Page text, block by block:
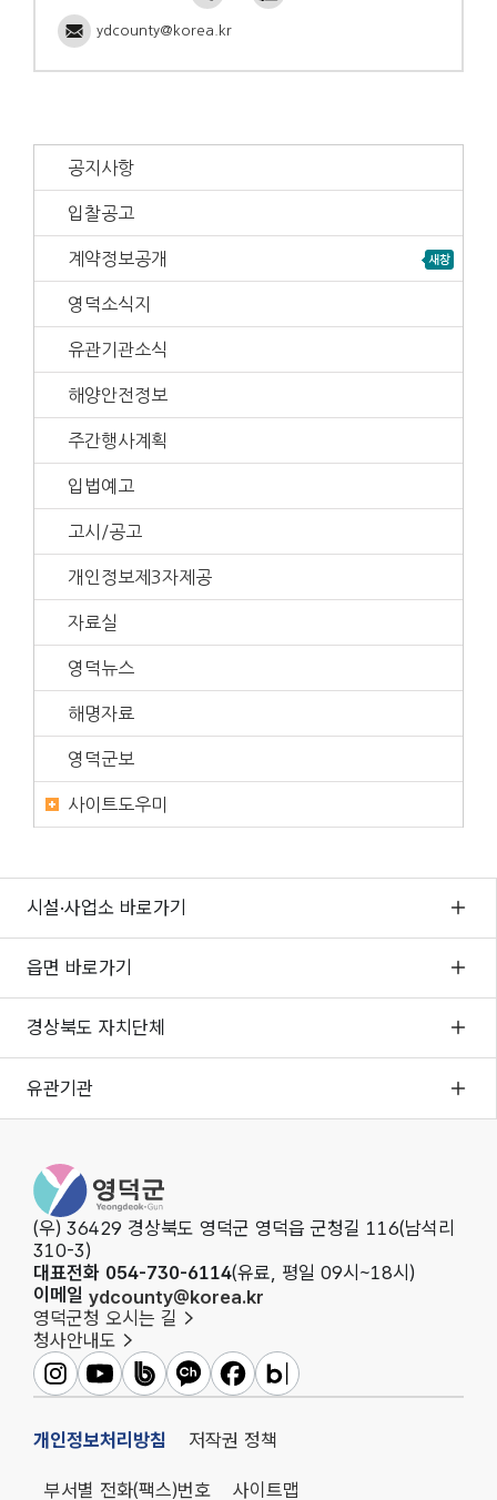
ydcounty@korea.kr
공지사항
입찰공고
계약정보공개
영덕소식지
유관기관소식
해양안전정보
주간행사계획
입법예고
고시/공고
개인정보제3자제공
자료실
영덕뉴스
해명자료
영덕군보
사이트도우미
시설·사업소 바로가기
읍면 바로가기
경상북도 자치단체
유관기관
영덕군청
(우) 36429 경상북도 영덕군 영덕읍 군청길 116(남석리
310-3)
대표전화 054-730-6114(유료, 평일 09시~18시)
이메일 ydcounty@korea.kr
영덕군청 오시는 길
청사안내도
영덕군인스타그램
영덕군유튜브영덕군밴드영덕군카카오채널
영덕군페이스북
영덕군블로그
개인정보처리방침 저작권 정책
부서별 전화(팩스)번호 사이트맵